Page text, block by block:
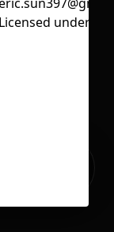
Licensed under